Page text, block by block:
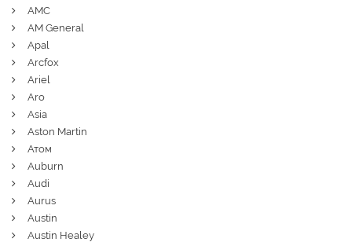
AMC
AM General
Apal
Arcfox
Ariel
Aro
Asia
Aston Martin
Атом
Auburn
Audi
Aurus
Austin
Austin Healey